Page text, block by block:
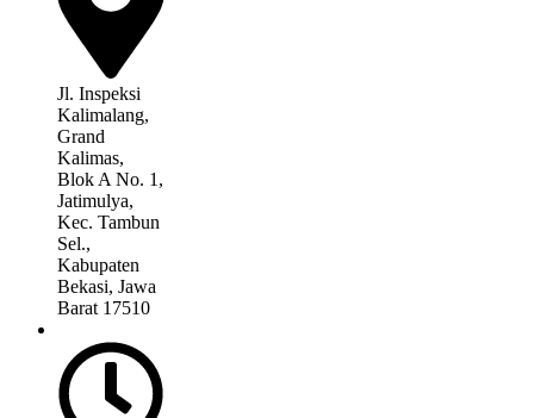
Jl. Inspeksi
Kalimalang,
Grand
Kalimas,
Blok A No. 1,
Jatimulya,
Kec. Tambun
Sel.,
Kabupaten
Bekasi, Jawa
Barat 17510